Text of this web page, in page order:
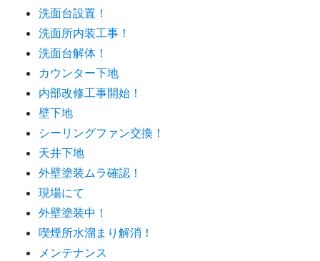
洗面台設置！
洗面所内装工事！
洗面台解体！
カウンター下地
内部改修工事開始！
壁下地
シーリングファン交換！
天井下地
外壁塗装ムラ確認！
現場にて
外壁塗装中！
喫煙所水溜まり解消！
メンテナンス